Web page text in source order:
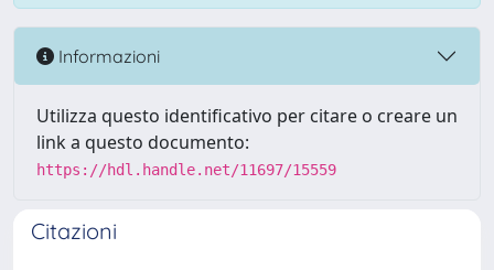
Informazioni
Utilizza questo identificativo per citare o creare un
link a questo documento:
https://hdl.handle.net/11697/15559
Citazioni